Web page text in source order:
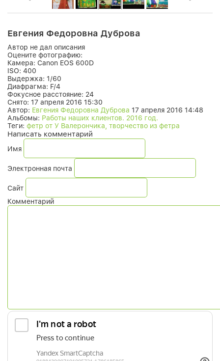
Евгения Федоровна Дуброва
Автор не дал описания
Оцените фотографию:
Камера: Canon EOS 600D
ISO: 400
Выдержка: 1/60
Диафрагма: F/4
Фокусное расстояние: 24
Снято: 17 апреля 2016 15:30
Автор: Евгения Федоровна Дуброва 17 апреля 2016 14:48
Альбомы: Работы наших клиентов. 2016 год.
Теги: фетр от У Валерончика, творчество из фетра
Написать комментарий
Имя
Электронная почта
Сайт
Комментарий